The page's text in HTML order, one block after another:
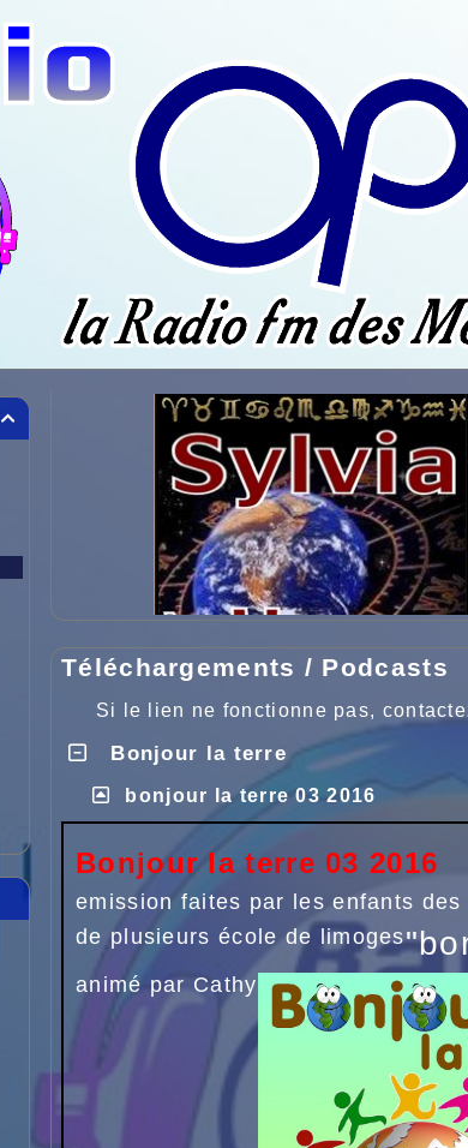

Téléchargements / Podcasts
Si le lien ne fonctionne pas,
Bonjour la terre
bonjour la terre 03 2016
Bonjour la terre 03 2016
emission faites par les enfants
de plusieurs école de limoges
animé par Cathy